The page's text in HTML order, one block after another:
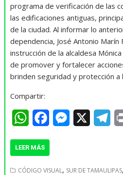
s
A
p
b
o
o
e
n
g
r
g
r
a
programa de verificación de las
las edificaciones antiguas,
de la ciudad. Al informar lo
dependencia, José Antonio Marín
instrucción de la alcaldesa
de promover y fortalecer
brinden seguridad y protección a
Compartir:
W
a
t
e
M
s
e
LEER MÁS
CÓDIGO VISUAL, SUR DE TAMAULIPAS